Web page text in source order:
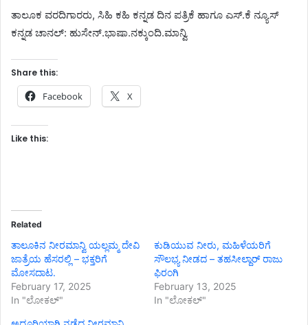
ತಾಲೂಕ ವರದಿಗಾರರು, ಸಿಹಿ ಕಹಿ ಕನ್ನಡ ದಿನ ಪತ್ರಿಕೆ ಹಾಗೂ ಎಸ್.ಕೆ ನ್ಯೂಸ್
ಕನ್ನಡ ಚಾನಲ್: ಹುಸೇನ್.ಭಾಷಾ.ನಕ್ಕುಂದಿ.ಮಾನ್ವಿ
Share this:
Facebook X
Like this:
Related
ತಾಲೂಕಿನ ನೀರಮಾನ್ವಿ ಯಲ್ಲಮ್ಮ ದೇವಿ
ಜಾತ್ರೆಯ ಹೆಸರಲ್ಲಿ – ಭಕ್ತರಿಗೆ
ಮೋಸದಾಟ.
February 17, 2025
In "ಲೋಕಲ್"
ಕುಡಿಯುವ ನೀರು, ಮಹಿಳೆಯರಿಗೆ
ಸೌಲಭ್ಯ ನೀಡದ – ತಹಸೀಲ್ದಾರ್ ರಾಜು
ಫಿರಂಗಿ
February 13, 2025
In "ಲೋಕಲ್"